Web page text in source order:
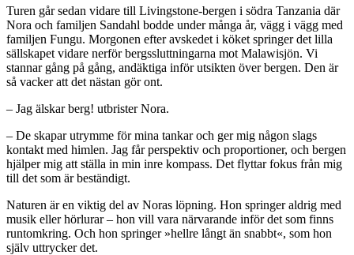
Turen går sedan vidare till Livingstone-bergen i södra Tanzania där
Nora och familjen Sandahl bodde under många år, vägg i vägg med
familjen Fungu. Morgonen efter avskedet i köket springer det lilla
sällskapet vidare nerför bergssluttningarna mot Malawisjön. Vi
stannar gång på gång, andäktiga inför utsikten över bergen. Den är
så vacker att det nästan gör ont.
– Jag älskar berg! utbrister Nora.
– De skapar utrymme för mina tankar och ger mig någon slags
kontakt med himlen. Jag får perspektiv och proportioner, och bergen
hjälper mig att ställa in min inre kompass. Det flyttar fokus från mig
till det som är beständigt.
Naturen är en viktig del av Noras löpning. Hon springer aldrig med
musik eller hörlurar – hon vill vara närvarande inför det som finns
runtomkring. Och hon springer »hellre långt än snabbt«, som hon
själv uttrycker det.